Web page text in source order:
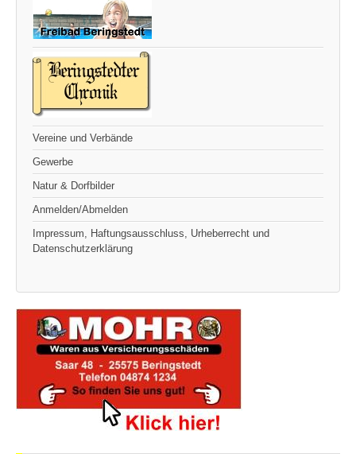
Vereine und Verbände
Gewerbe
Natur & Dorfbilder
Anmelden/Abmelden
Impressum, Haftungsausschluss, Urheberrecht und
Datenschutzerklärung